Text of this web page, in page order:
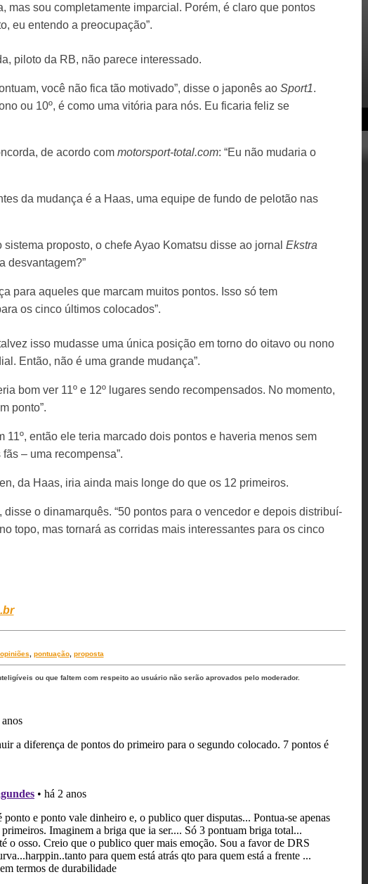
mas sou completamente imparcial. Porém, é claro que pontos
eu entendo a preocupação”.
piloto da RB, não parece interessado.
você não fica tão motivado”, disse o japonês ao Sport1.
ou 10º, é como uma vitória para nós. Eu ficaria feliz se
de acordo com motorsport-total.com: “Eu não mudaria o
da mudança é a Haas, uma equipe de fundo de pelotão nas
proposto, o chefe Ayao Komatsu disse ao jornal Ekstra
desvantagem?”
para aqueles que marcam muitos pontos. Isso só tem
os cinco últimos colocados”.
isso mudasse uma única posição em torno do oitavo ou nono
Então, não é uma grande mudança”.
bom ver 11º e 12º lugares sendo recompensados. No momento,
ponto”.
11º, então ele teria marcado dois pontos e haveria menos sem
– uma recompensa”.
da Haas, iria ainda mais longe do que os 12 primeiros.
disse o dinamarquês. “50 pontos para o vencedor e depois distribuí-
topo, mas tornará as corridas mais interessantes para os cinco
opiniões pontuação, proposta
ou que faltem com respeito ao usuário não serão aprovados pelo moderador.